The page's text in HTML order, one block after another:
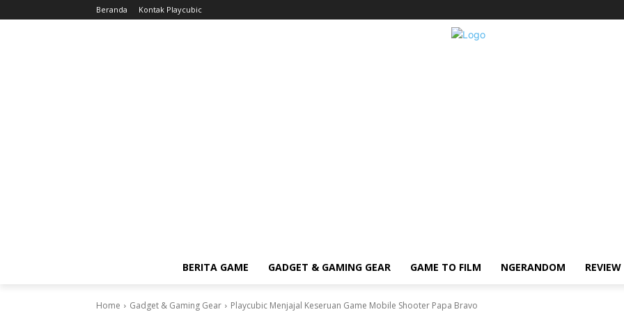
Beranda Kontak Playcubic
BERITA GAME GADGET & GAMING GEAR GAME TO FILM NGERANDOM REVIEW
Home Gadget & Gaming Gear Playcubic Menjajal Keseruan Game Mobile Shooter Papa Bravo